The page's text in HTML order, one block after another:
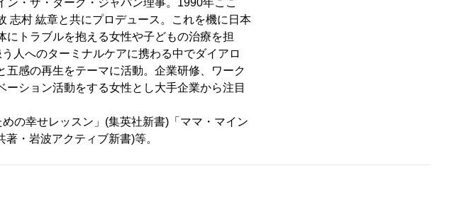
・ザ・ダーク・ジャパン理事。1990年ここ
志村 紘章と共にプロデュース。これを機に日本
トラブルを抱える女性や子どもの治療を担
人へのターミナルケアに携わる中でダイアロ
感の再生をテーマに活動。企業研修、ワーク
ション活動をする女性とし大手企業から注目
の幸せレッスン」(集英社新書)「ママ・マイン
・岩波アクティブ新書)等。